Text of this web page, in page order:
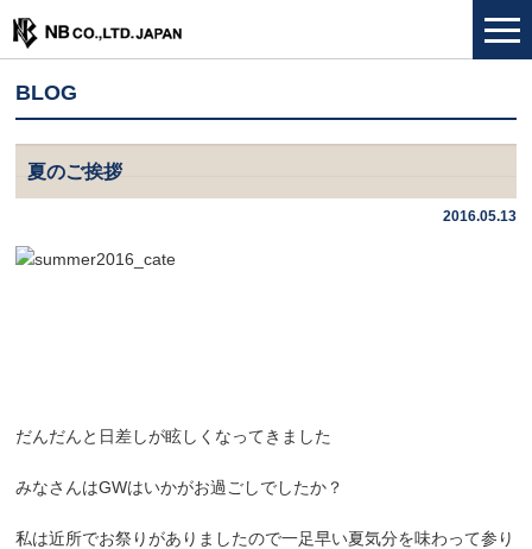
BLOG
夏のご挨拶
2016.05.13
だんだんと日差しが眩しくなってきました
みなさんはGWはいかがお過ごしでしたか？
私は近所でお祭りがありましたので一足早い夏気分を味わって参り